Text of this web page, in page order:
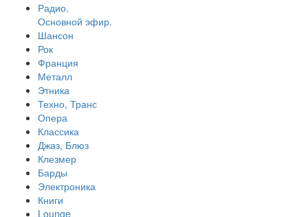
Радио.
Основной эфир.
Шансон
Рок
Франция
Металл
Этника
Техно, Транс
Опера
Классика
Джаз, Блюз
Клезмер
Барды
Электроника
Книги
Lounge